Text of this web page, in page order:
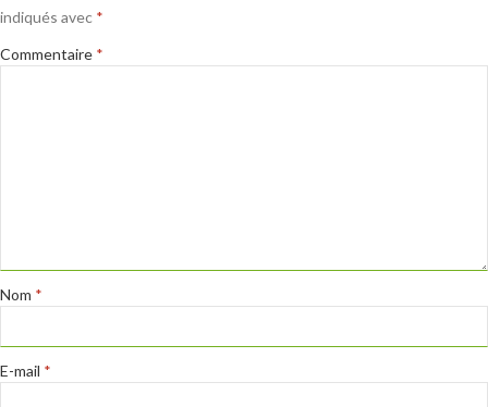
indiqués avec *
Commentaire *
Nom *
E-mail *